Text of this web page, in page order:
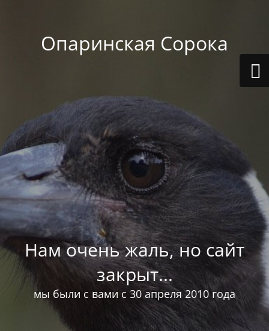
Опаринская Сорока
Нам очень жаль, но сайт
закрыт...
мы были с вами с 30 апреля 2010 года